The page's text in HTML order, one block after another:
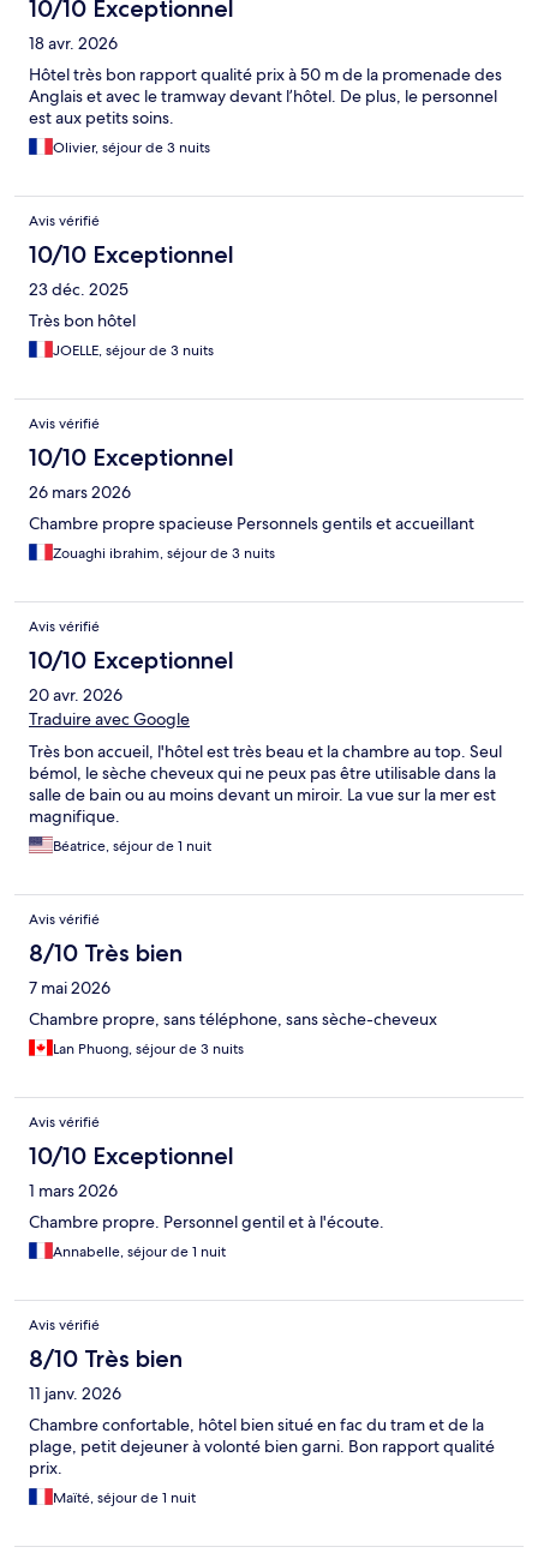
10/10 Exceptionnel
18 avr. 2026
Hôtel très bon rapport qualité prix à 50 m de la promenade des
Anglais et avec le tramway devant l’hôtel. De plus, le personnel
est aux petits soins.
Olivier, séjour de 3 nuits
Avis vérifié
10/10 Exceptionnel
23 déc. 2025
Très bon hôtel
JOELLE, séjour de 3 nuits
Avis vérifié
10/10 Exceptionnel
26 mars 2026
Chambre propre spacieuse Personnels gentils et accueillant
Zouaghi ibrahim, séjour de 3 nuits
Avis vérifié
10/10 Exceptionnel
20 avr. 2026
Traduire avec Google
Très bon accueil, l'hôtel est très beau et la chambre au top. Seul
bémol, le sèche cheveux qui ne peux pas être utilisable dans la
salle de bain ou au moins devant un miroir. La vue sur la mer est
magnifique.
Béatrice, séjour de 1 nuit
Avis vérifié
8/10 Très bien
7 mai 2026
Chambre propre, sans téléphone, sans sèche-cheveux
Lan Phuong, séjour de 3 nuits
Avis vérifié
10/10 Exceptionnel
1 mars 2026
Chambre propre. Personnel gentil et à l'écoute.
Annabelle, séjour de 1 nuit
Avis vérifié
8/10 Très bien
11 janv. 2026
Chambre confortable, hôtel bien situé en fac du tram et de la
plage, petit dejeuner à volonté bien garni. Bon rapport qualité
prix.
Maïté, séjour de 1 nuit